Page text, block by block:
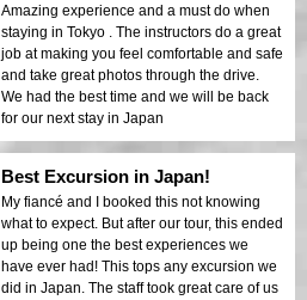
Amazing experience and a must do when
staying in Tokyo . The instructors do a great
job at making you feel comfortable and safe
and take great photos through the drive.
We had the best time and we will be back
for our next stay in Japan
Best Excursion in Japan!
My fiancé and I booked this not knowing
what to expect. But after our tour, this ended
up being one the best experiences we
have ever had! This tops any excursion we
did in Japan. The staff took great care of us